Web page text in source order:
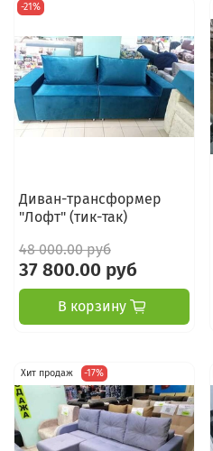
-21%
Диван-трансформер
"Лофт" (тик-так)
48 000.00 руб
37 800.00 руб
В корзину
Хит продаж -17%